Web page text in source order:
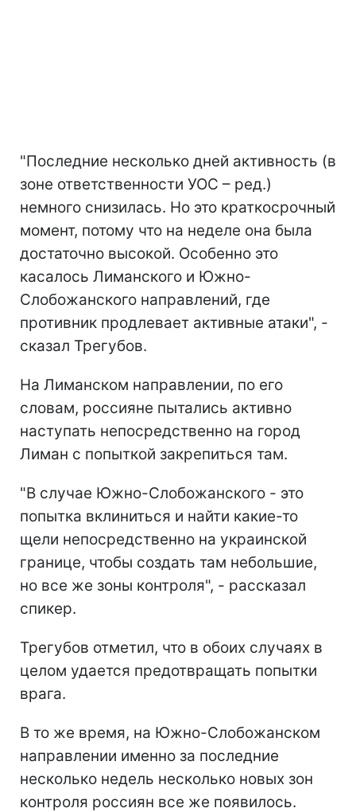
"Последние несколько дней активность (в
зоне ответственности УОС – ред.)
немного снизилась. Но это краткосрочный
момент, потому что на неделе она была
достаточно высокой. Особенно это
касалось Лиманского и Южно-
Слобожанского направлений, где
противник продлевает активные атаки", -
сказал Трегубов.
На Лиманском направлении, по его
словам, россияне пытались активно
наступать непосредственно на город
Лиман с попыткой закрепиться там.
"В случае Южно-Слобожанского - это
попытка вклиниться и найти какие-то
щели непосредственно на украинской
границе, чтобы создать там небольшие,
но все же зоны контроля", - рассказал
спикер.
Трегубов отметил, что в обоих случаях в
целом удается предотвращать попытки
врага.
В то же время, на Южно-Слобожанском
направлении именно за последние
несколько недель несколько новых зон
контроля россиян все же появилось.